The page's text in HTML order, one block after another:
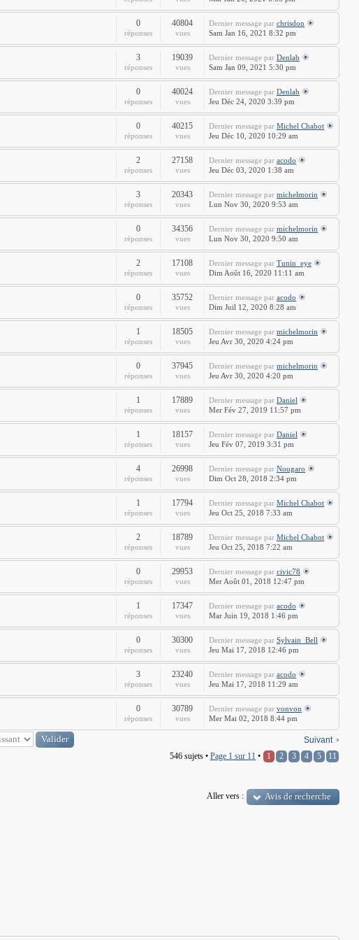
0
réponses
40804
vues
Dernier message par chrisdon
Sam Jan 16, 2021 8:32 pm
3
réponses
19039
vues
Dernier message par Denlab
Sam Jan 09, 2021 5:30 pm
0
réponses
40024
vues
Dernier message par Denlab
Jeu Déc 24, 2020 3:39 pm
0
réponses
40215
vues
Dernier message par Michel Chabot
Jeu Déc 10, 2020 10:29 am
2
réponses
27158
vues
Dernier message par acodo
Jeu Déc 03, 2020 1:38 am
3
réponses
20343
vues
Dernier message par michelmorin
Lun Nov 30, 2020 9:53 am
0
réponses
34356
vues
Dernier message par michelmorin
Lun Nov 30, 2020 9:50 am
2
réponses
17108
vues
Dernier message par Tunin_eye
Dim Août 16, 2020 11:11 am
0
réponses
35752
vues
Dernier message par acodo
Dim Juil 12, 2020 8:28 am
1
réponses
18505
vues
Dernier message par michelmorin
Jeu Avr 30, 2020 4:24 pm
0
réponses
37945
vues
Dernier message par michelmorin
Jeu Avr 30, 2020 4:20 pm
1
réponses
17889
vues
Dernier message par Daniel
Mer Fév 27, 2019 11:57 pm
1
réponses
18157
vues
Dernier message par Daniel
Jeu Fév 07, 2019 3:31 pm
4
réponses
26998
vues
Dernier message par Nougaro
Dim Oct 28, 2018 2:34 pm
1
réponses
17794
vues
Dernier message par Michel Chabot
Jeu Oct 25, 2018 7:33 am
2
réponses
18789
vues
Dernier message par Michel Chabot
Jeu Oct 25, 2018 7:22 am
0
réponses
29953
vues
Dernier message par civic78
Mer Août 01, 2018 12:47 pm
1
réponses
17347
vues
Dernier message par acodo
Mar Juin 19, 2018 1:46 pm
0
réponses
30300
vues
Dernier message par Sylvain_Bell
Jeu Mai 17, 2018 12:46 pm
3
réponses
23240
vues
Dernier message par acodo
Jeu Mai 17, 2018 11:29 am
0
réponses
30789
vues
Dernier message par vonvon
Mer Mai 02, 2018 8:44 pm
Suivant
546 sujets • Page 1 sur 11 • 1 2 3 4 5 11
Aller vers :
Avis de recherche